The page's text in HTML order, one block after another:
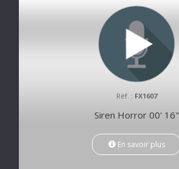
Réf. : FX1607
Siren Horror 00' 16"
En savoir plus